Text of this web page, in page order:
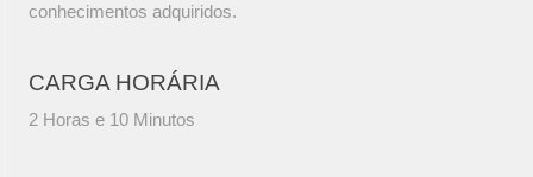
conhecimentos adquiridos.
CARGA HORÁRIA
2 Horas e 10 Minutos